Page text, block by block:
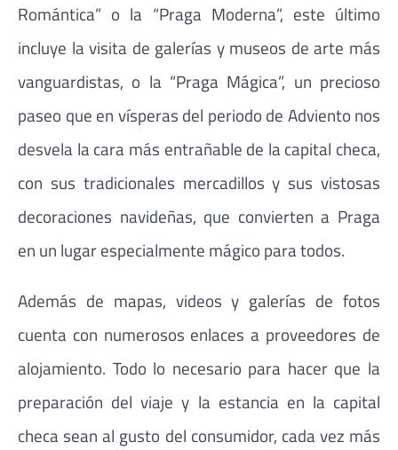
Romántica” o la “Praga Moderna”, este último
incluye la visita de galerías y museos de arte más
vanguardistas, o la “Praga Mágica”, un precioso
paseo que en vísperas del periodo de Adviento nos
desvela la cara más entrañable de la capital checa,
con sus tradicionales mercadillos y sus vistosas
decoraciones navideñas, que convierten a Praga
en un lugar especialmente mágico para todos.
Además de mapas, videos y galerías de fotos
cuenta con numerosos enlaces a proveedores de
alojamiento. Todo lo necesario para hacer que la
preparación del viaje y la estancia en la capital
checa sean al gusto del consumidor, cada vez más